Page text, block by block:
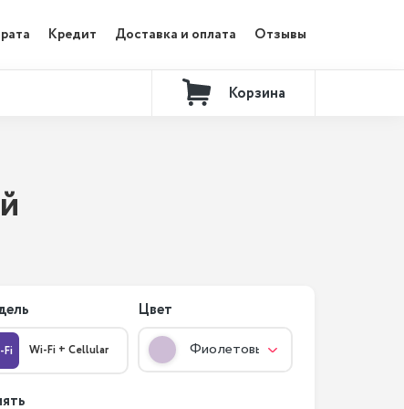
Кредит Доставка и оплата Отзывы
Контакты
Корзина
Fi Wi-Fi + Cellular
Цвет
Фиолетовый